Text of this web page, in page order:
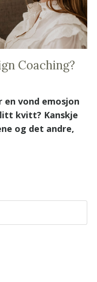
Coaching?
vond emosjon
kvitt? Kanskje
og det andre,